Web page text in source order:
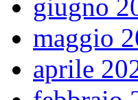
giugno
maggio
aprile